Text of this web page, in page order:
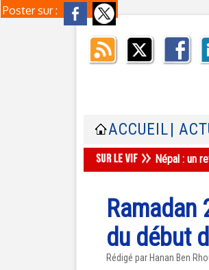
Poster sur :
ACCUEIL |
Népal : un
du début
Rédigé par Hanan Ben